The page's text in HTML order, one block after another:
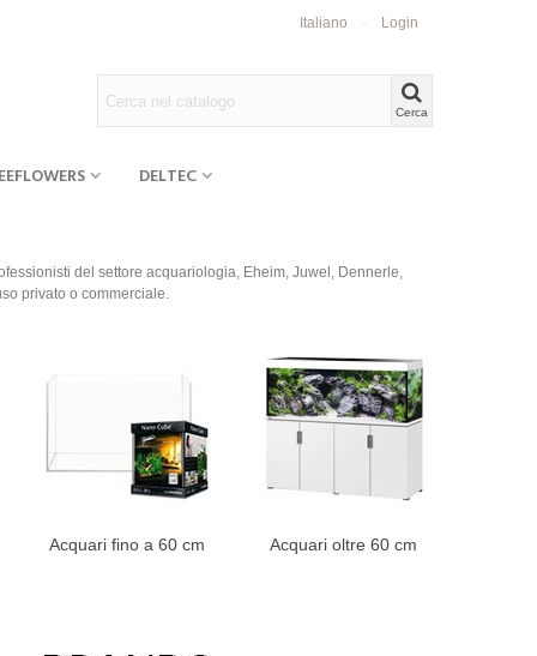
Italiano Login
Cerca
DELTEC
del settore acquariologia, Eheim, Juwel, Dennerle,
privato o commerciale.
Acquari fino a 60 cm Acquari oltre 60 cm